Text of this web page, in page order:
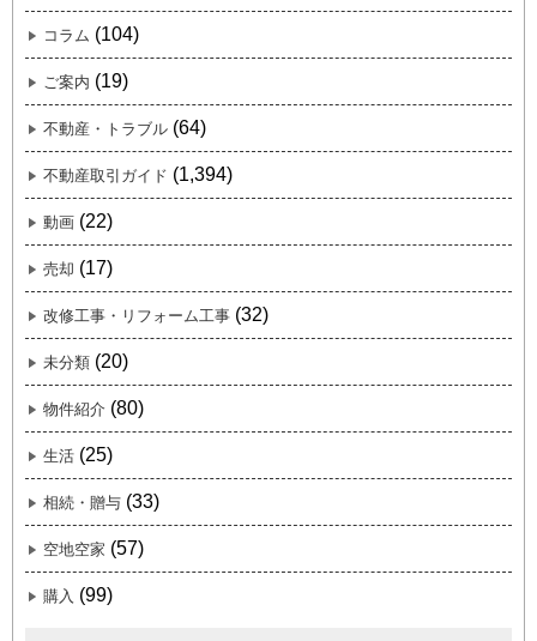
コラム (104)
ご案内 (19)
不動産・トラブル (64)
不動産取引ガイド (1,394)
動画 (22)
売却 (17)
改修工事・リフォーム工事 (32)
未分類 (20)
物件紹介 (80)
生活 (25)
相続・贈与 (33)
空地空家 (57)
購入 (99)